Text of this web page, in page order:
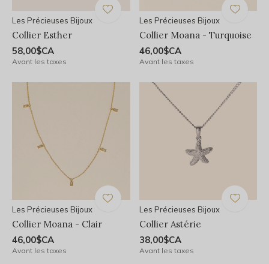
Les Précieuses Bijoux
Collier Esther
58,00$CA
Avant les taxes
Les Précieuses Bijoux
Collier Moana - Turquoise
46,00$CA
Avant les taxes
Les Précieuses Bijoux
Collier Moana - Clair
46,00$CA
Avant les taxes
Les Précieuses Bijoux
Collier Astérie
38,00$CA
Avant les taxes